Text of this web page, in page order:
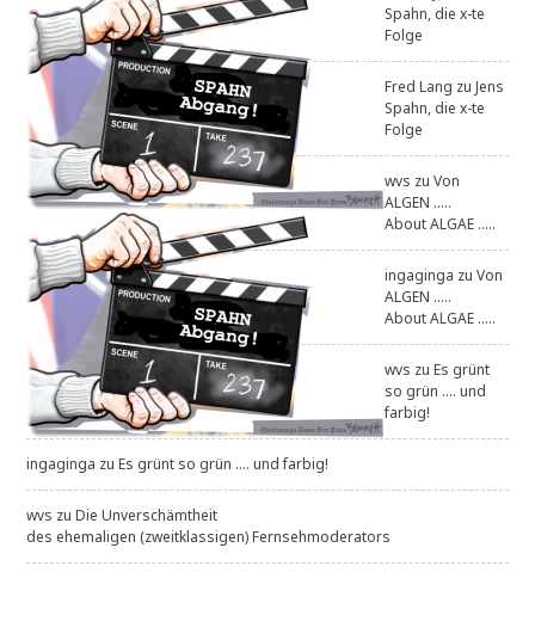
Spahn, die x-te
Folge
Fred Lang zuJens
Spahn, die x-te
Folge
wvs zuVon
ALGEN .....
About ALGAE .....
ingaginga zuVon
ALGEN .....
About ALGAE .....
wvs zuEs grünt
so grün .... und
farbig!
ingaginga zuEs grünt so grün .... und farbig!
wvs zuDie Unverschämtheit
des ehemaligen (zweitklassigen) Fernsehmoderators